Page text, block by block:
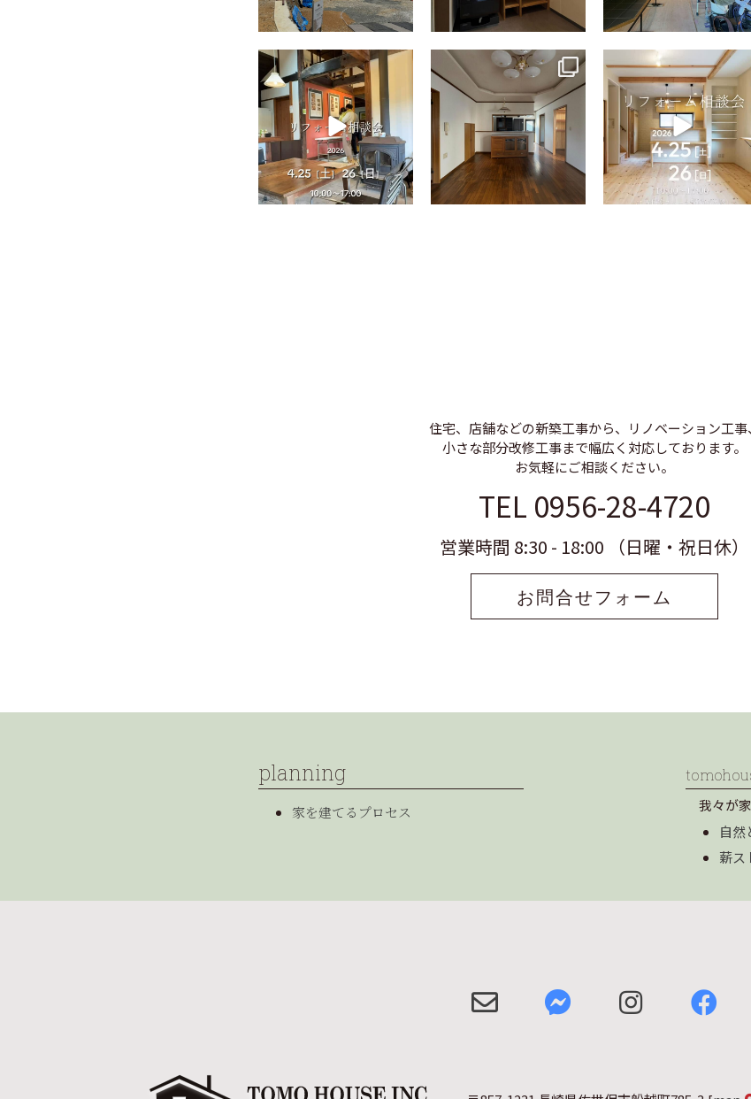
tomohouseinc
4月 25
tomohouseinc
4月 9
tomohouseinc
4月 2
住宅、店舗などの新築工事から、リノベーション工事、
小さな部分改修工事まで幅広く対応しております。
お気軽にご相談ください。
TEL 0956-28-4720
営業時間 8:30 - 18:00 （日曜・祝日休）
お問合せフォーム
planning
家を建てるプロセス
我々が
自然
薪ス